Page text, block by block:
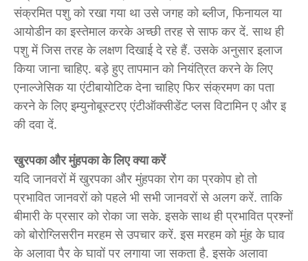
संक्रमित पशु को रखा गया था उसे जगह को ब्लीज, फिनायल या
आयोडीन का इस्तेमाल करके अच्छी तरह से साफ कर दें. साथ ही
पशु में जिस तरह के लक्षण दिखाई दे रहे हैं. उसके अनुसार इलाज
किया जाना चाहिए. बड़े हुए तापमान को नियंत्रित करने के लिए
एनाल्जेसिक या एंटीबायोटिक देना चाहिए फिर संक्रमण का पता
करने के लिए इम्युनोबूस्टरए एंटीऑक्सीडेंट प्लस विटामिन ए और इ
की दवा दें.
खुरपका और मुंहपका के लिए क्या करें
यदि जानवरों में खुरपका और मुंहपका रोग का प्रकोप हो तो
प्रभावित जानवरों को पहले भी सभी जानवरों से अलग करें. ताकि
बीमारी के प्रसार को रोका जा सके. इसके साथ ही प्रभावित प्रश्नों
को बोरोग्लिसरीन मरहम से उपचार करें. इस मरहम को मुंह के घाव
के अलावा पैर के घावों पर लगाया जा सकता है. इसके अलावा